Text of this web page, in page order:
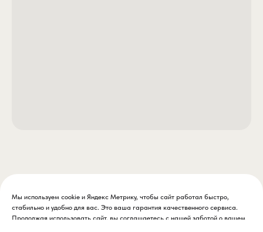
Мы используем cookie и Яндекс Метрику, чтобы сайт работал быстро,
стабильно и удобно для вас. Это ваша гарантия качественного сервиса.
Продолжая использовать сайт, вы соглашаетесь с нашей заботой о вашем